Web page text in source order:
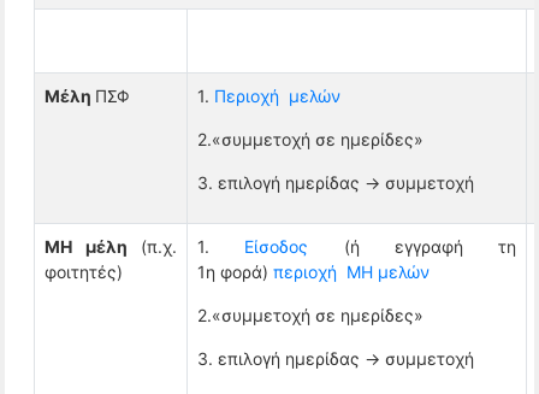
Μέλη ΠΣΦ 1. Περιοχή μελών
2.«συμμετοχή σε ημερίδες»
3. επιλογή ημερίδας -> συμμετοχή
ΜΗ μέλη (π.χ.
φοιτητές)
1. Είσοδος (ή εγγραφή τη
1η φορά) περιοχή ΜΗ μελών
2.«συμμετοχή σε ημερίδες»
3. επιλογή ημερίδας -> συμμετοχή